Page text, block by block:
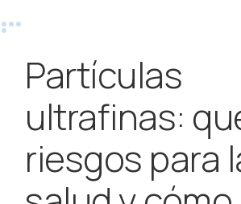
Partículas
ultrafinas:
riesgos para